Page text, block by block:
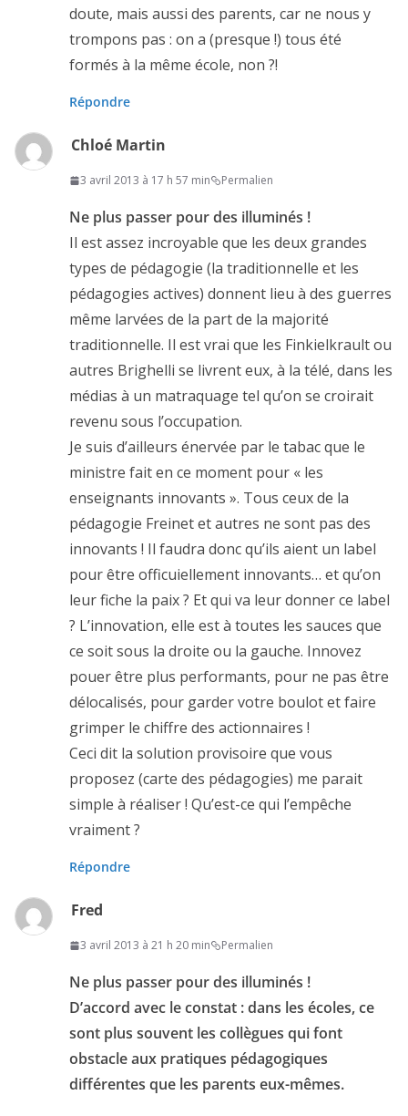
doute, mais aussi des parents, car ne nous y
trompons pas : on a (presque !) tous été
formés à la même école, non ?!
Répondre
Chloé Martin
3 avril 2013 à 17 h 57 min Permalien
Ne plus passer pour des illuminés !
Il est assez incroyable que les deux grandes
types de pédagogie (la traditionnelle et les
pédagogies actives) donnent lieu à des guerres
même larvées de la part de la majorité
traditionnelle. Il est vrai que les Finkielkrault ou
autres Brighelli se livrent eux, à la télé, dans les
médias à un matraquage tel qu’on se croirait
revenu sous l’occupation.
Je suis d’ailleurs énervée par le tabac que le
ministre fait en ce moment pour « les
enseignants innovants ». Tous ceux de la
pédagogie Freinet et autres ne sont pas des
innovants ! Il faudra donc qu’ils aient un label
pour être officuiellement innovants… et qu’on
leur fiche la paix ? Et qui va leur donner ce label
? L’innovation, elle est à toutes les sauces que
ce soit sous la droite ou la gauche. Innovez
pouer être plus performants, pour ne pas être
délocalisés, pour garder votre boulot et faire
grimper le chiffre des actionnaires !
Ceci dit la solution provisoire que vous
proposez (carte des pédagogies) me parait
simple à réaliser ! Qu’est-ce qui l’empêche
vraiment ?
Répondre
Fred
3 avril 2013 à 21 h 20 min Permalien
Ne plus passer pour des illuminés !
D’accord avec le constat : dans les écoles, ce
sont plus souvent les collègues qui font
obstacle aux pratiques pédagogiques
différentes que les parents eux-mêmes.